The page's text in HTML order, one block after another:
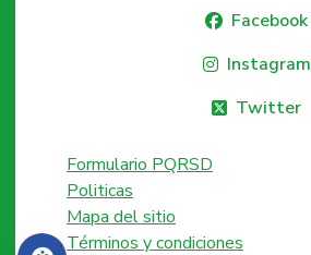
Facebook
Instagram
Twitter
Formulario PQRSD
Politicas
Mapa del sitio
Términos y condiciones